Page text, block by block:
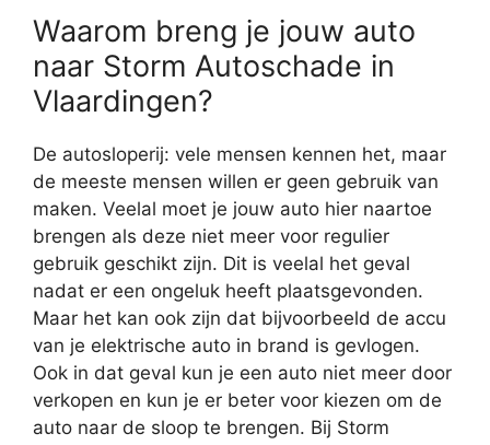
Waarom breng je jouw auto
naar Storm Autoschade in
Vlaardingen?
De autosloperij: vele mensen kennen het, maar
de meeste mensen willen er geen gebruik van
maken. Veelal moet je jouw auto hier naartoe
brengen als deze niet meer voor regulier
gebruik geschikt zijn. Dit is veelal het geval
nadat er een ongeluk heeft plaatsgevonden.
Maar het kan ook zijn dat bijvoorbeeld de accu
van je elektrische auto in brand is gevlogen.
Ook in dat geval kun je een auto niet meer door
verkopen en kun je er beter voor kiezen om de
auto naar de sloop te brengen. Bij Storm